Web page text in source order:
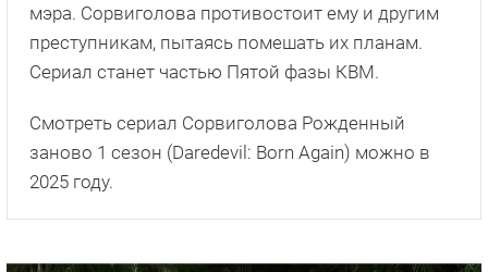
мэра. Сорвиголова противостоит ему и другим
преступникам, пытаясь помешать их планам.
Сериал станет частью Пятой фазы КВМ.
Смотреть сериал Сорвиголова Рожденный
заново 1 сезон (Daredevil: Born Again) можно в
2025 году.